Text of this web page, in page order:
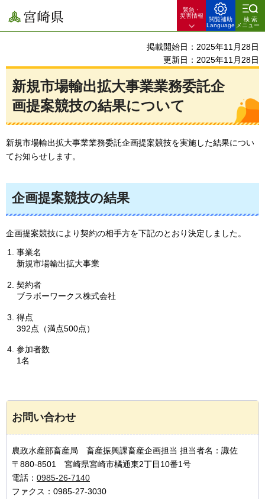
宮崎県
緊急・
災害情報
閲覧補助
Language
検索
メニュー
掲載開始日：2025年11月28日
更新日：2025年11月28日
新規市場輸出拡大事業業務委託企
画提案競技の結果について
新規市場輸出拡大事業業務委託企画提案競技を実施した結果につい
てお知らせします。
企画提案競技の結果
企画提案競技により契約の相手方を下記のとおり決定しました。
事業名
新規市場輸出拡大事業
契約者
ブラボーワークス株式会社
得点
392点（満点500点）
参加者数
1名
お問い合わせ
農政水産部畜産局 畜産振興課畜産企画担当 担当者名：諏佐
〒880-8501 宮崎県宮崎市橘通東2丁目10番1号
電話： 0985-26-7140
ファクス：0985-27-3030